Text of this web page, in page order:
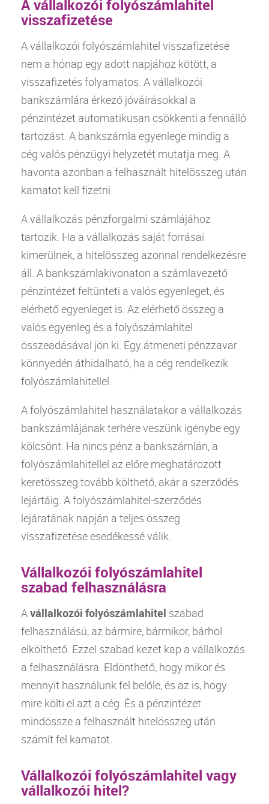
A vállalkozói folyószámlahitel
visszafizetése
A vállalkozói folyószámlahitel visszafizetése
nem a hónap egy adott napjához kötött, a
visszafizetés folyamatos. A vállalkozói
bankszámlára érkező jóváírásokkal a
pénzintézet automatikusan csökkenti a fennálló
tartozást. A bankszámla egyenlege mindig a
cég valós pénzügyi helyzetét mutatja meg. A
havonta azonban a felhasznált hitelösszeg után
kamatot kell fizetni.
A vállalkozás pénzforgalmi számlájához
tartozik. Ha a vállalkozás saját forrásai
kimerülnek, a hitelösszeg azonnal rendelkezésre
áll. A bankszámlakivonaton a számlavezető
pénzintézet feltünteti a valós egyenleget, és
elérhető egyenleget is. Az elérhető összeg a
valós egyenleg és a folyószámlahitel
összeadásával jön ki. Egy átmeneti pénzzavar
könnyedén áthidalható, ha a cég rendelkezik
folyószámlahitellel.
A folyószámlahitel használatakor a vállalkozás
bankszámlájának terhére veszünk igénybe egy
kölcsönt. Ha nincs pénz a bankszámlán, a
folyószámlahitellel az előre meghatározott
keretösszeg tovább költhető, akár a szerződés
lejártáig. A folyószámlahitel-szerződés
lejáratának napján a teljes összeg
visszafizetése esedékessé válik.
Vállalkozói folyószámlahitel
szabad felhasználásra
Avállalkozói folyószámlahitel szabad
felhasználású, az bármire, bármikor, bárhol
elkölthető. Ezzel szabad kezet kap a vállalkozás
a felhasználásra. Eldönthető, hogy mikor és
mennyit használunk fel belőle, és az is, hogy
mire költi el azt a cég. És a pénzintézet
mindössze a felhasznált hitelösszeg után
számít fel kamatot.
Vállalkozói folyószámlahitel vagy
vállalkozói hitel?